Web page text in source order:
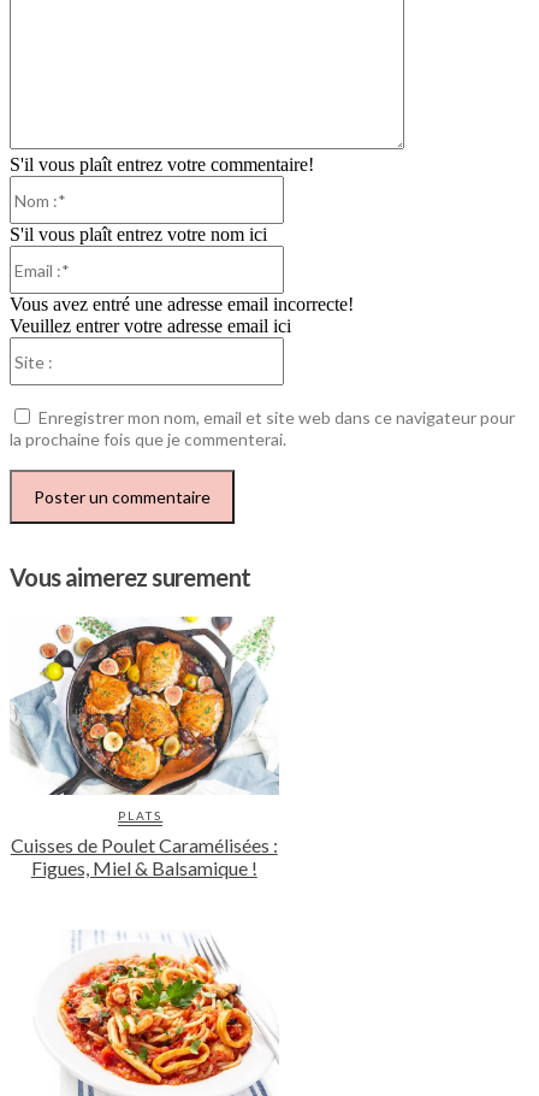
S'il vous plaît entrez votre commentaire!
S'il vous plaît entrez votre nom ici
Vous avez entré une adresse email incorrecte!
Veuillez entrer votre adresse email ici
Enregistrer mon nom, email et site web dans ce navigateur pour
la prochaine fois que je commenterai.
Vous aimerez surement
PLATS
Cuisses de Poulet Caramélisées :
Figues, Miel & Balsamique !